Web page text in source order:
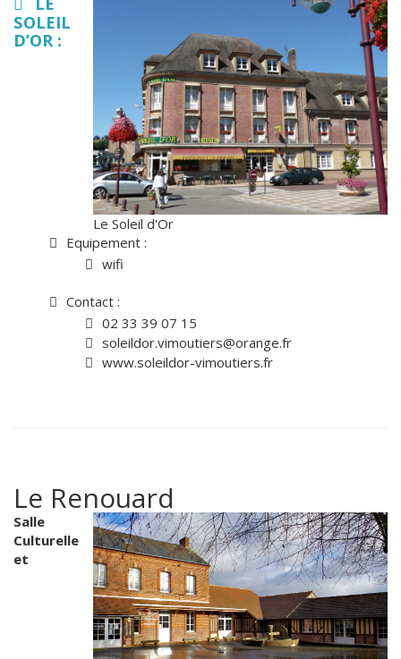
Le Soleil d'Or
SOLEIL
D’OR :
Equipement :
wifi
Contact :
02 33 39 07 15
soleildor.vimoutiers@orange.fr
www.soleildor-vimoutiers.fr
Le Renouard
Salle
Culturelle
et